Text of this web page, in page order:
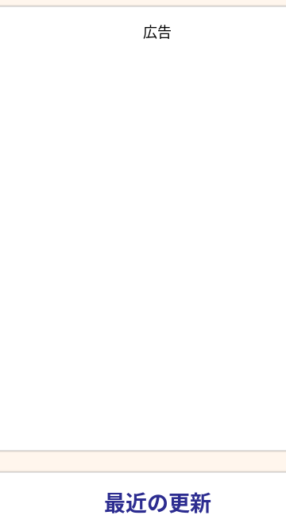
広告
最近の更新